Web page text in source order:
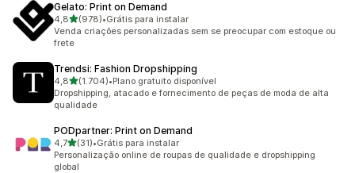
Gelato: Print on Demand
4,8de 5 estrelas
(978)
978 avaliações ao todo
•Grátis para instalar
Venda criações personalizadas sem se preocupar com estoque ou
frete
Trendsi: Fashion Dropshipping
4,8de 5 estrelas
(1.704)
1704 avaliações ao todo
•Plano gratuito disponível
Dropshipping, atacado e fornecimento de peças de moda de alta
qualidade
PODpartner: Print on Demand
4,7de 5 estrelas
(31)
31 avaliações ao todo
•Grátis para instalar
Personalização online de roupas de qualidade e dropshipping
global